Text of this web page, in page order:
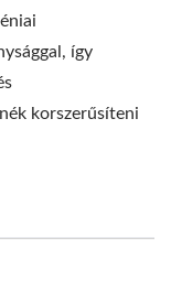
így
korszerűsíteni